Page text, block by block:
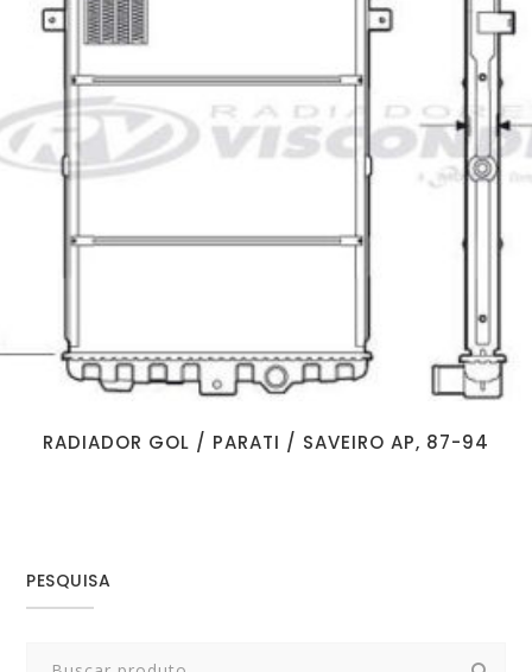
RADIADOR GOL / PARATI / SAVEIRO AP, 87-94
PESQUISA